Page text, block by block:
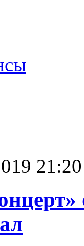
21:20